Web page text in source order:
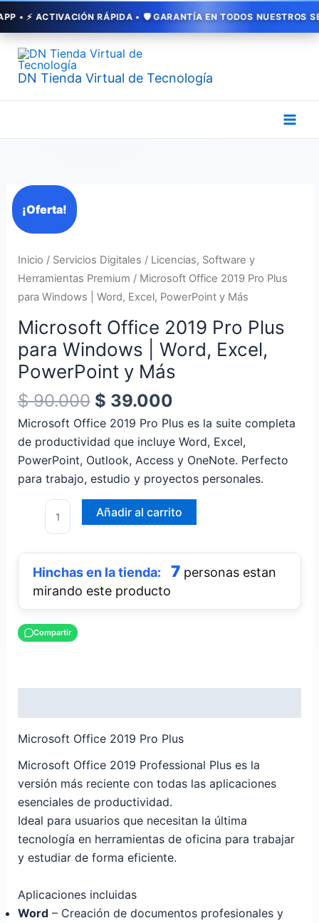
RÁPIDA • 🛡️ GARANTÍA EN TODOS NUESTROS
contenido
DN Tienda Virtual de Tecnología
¡Oferta!
Inicio / Servicios Digitales / Licencias, Software y
Herramientas Premium / Microsoft Office 2019 Pro Plus
para Windows | Word, Excel, PowerPoint y Más
Microsoft Office 2019 Pro Plus
para Windows | Word, Excel,
PowerPoint y Más
$90.000
era:
$ 90.000.
$ 39.000
es:
$ 39.000.
Microsoft Office 2019 Pro Plus es la suite completa
de productividad que incluye Word, Excel,
PowerPoint, Outlook, Access y OneNote. Perfecto
para trabajo, estudio y proyectos personales.
Office
2019
Pro
Plus
para
Word,
Excel,
y
Más
cantidad
Añadir al carrito
7personas estan
mirando este producto
Compartir
Microsoft Office 2019 Pro Plus
Microsoft Office 2019 Professional Plus es la
versión más reciente con todas las aplicaciones
esenciales de productividad.
Ideal para usuarios que necesitan la última
tecnología en herramientas de oficina para trabajar
y estudiar de forma eficiente.
Aplicaciones incluidas
Word– Creación de documentos profesionales y